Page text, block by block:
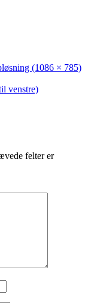
(1086 × 785)
felter er